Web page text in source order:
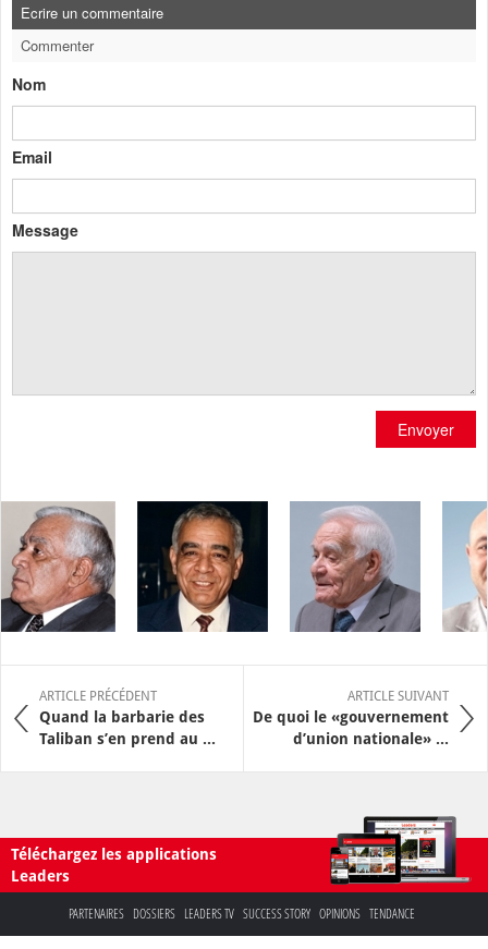
Ecrire un commentaire
Commenter
Nom
Email
Message
Envoyer
ARTICLE PRÉCÉDENT
Quand la barbarie des
Taliban s’en prend au ...
ARTICLE SUIVANT
De quoi le «gouvernement
d’union nationale» ...
Téléchargez les applications
Leaders
PARTENAIRES DOSSIERS LEADERS TV SUCCESS STORY OPINIONS TENDANCE